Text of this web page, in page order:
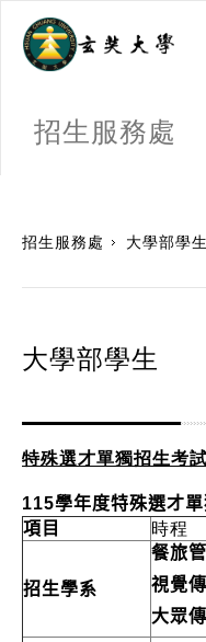
招生服務處
招生服務處 大學部學生
大學部學生
特殊選才單獨招生考試
115學年度特殊選才
項目
時程
招生學系
餐旅
視覺
大眾